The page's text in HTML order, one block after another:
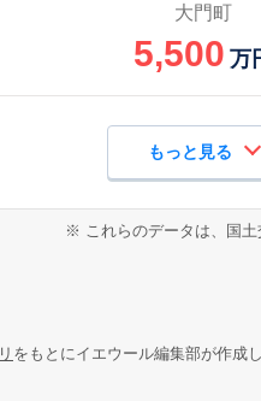
大門町
5,500 万
もっと見る
※ これらのデータは、国土
をもとにイエウール編集部が作成